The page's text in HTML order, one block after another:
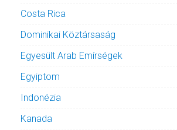
Costa Rica
Dominikai Köztársaság
Egyesült Arab Emírségek
Egyiptom
Indonézia
Kanada